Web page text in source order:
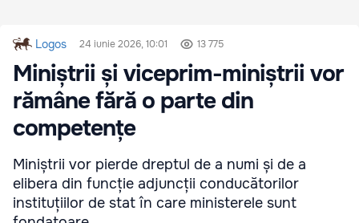
Logos 24 iunie 2026, 10:01 13 775
Miniștrii și viceprim-miniștrii vor
rămâne fără o parte din
competențe
Miniștrii vor pierde dreptul de a numi și de a
elibera din funcție adjuncții conducătorilor
instituțiilor de stat în care ministerele sunt